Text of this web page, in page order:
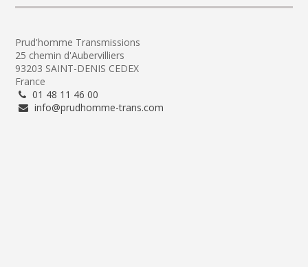
Prud'homme Transmissions
25 chemin d'Aubervilliers
93203 SAINT-DENIS CEDEX
France
01 48 11 46 00
info@prudhomme-trans.com